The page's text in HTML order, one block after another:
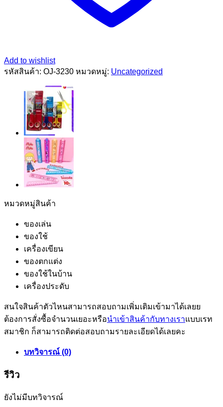
Add to wishlist
รหัสสินค้า: OJ-3230 หมวดหมู่: Uncategorized
หมวดหมู่สินค้า
ของเล่น
ของใช้
เครื่องเขียน
ของตกแต่ง
ของใช้ในบ้าน
เครื่องประดับ
สนใจสินค้าตัวไหนสามารถสอบถามเพิ่มเติมเข้ามาได้เลยย
ต้องการสั่งซื้อจำนวนเยอะหรือนำเข้าสินค้ากับทางเราแบบเรท
สมาชิก ก็สามารถติดต่อสอบถามรายละเอียดได้เลยคะ
บทวิจารณ์ (0)
รีวิว
ยังไม่มีบทวิจารณ์